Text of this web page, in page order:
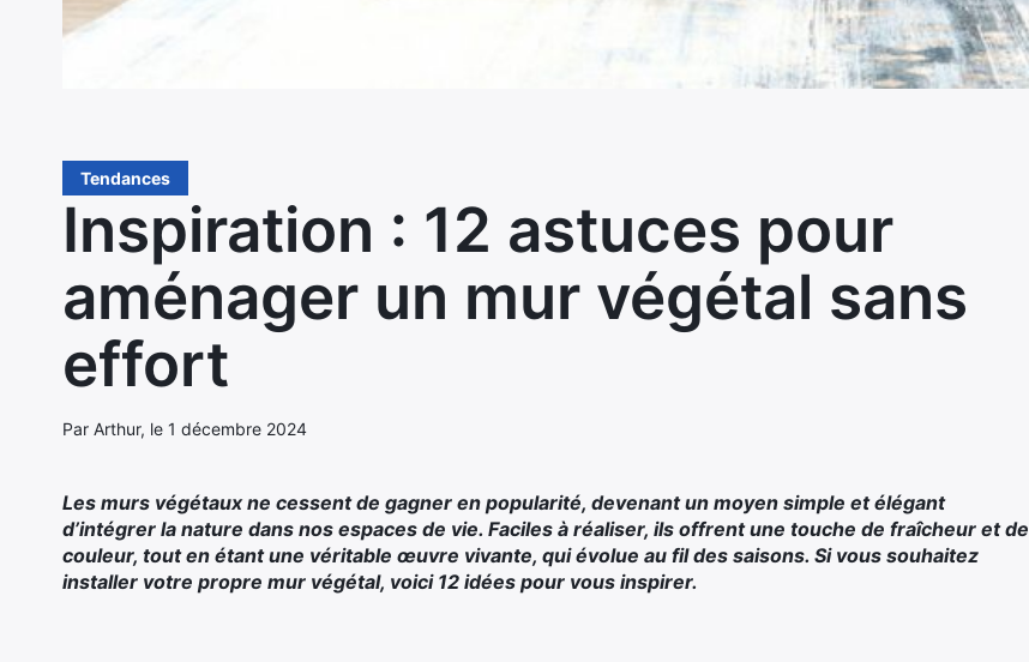
Tendances
Inspiration : 12 astuces pour
aménager un mur végétal sans
effort
Par Arthur, le 1 décembre 2024
Les murs végétaux ne cessent de gagner en popularité, devenant un moyen simple et élégant
d’intégrer la nature dans nos espaces de vie. Faciles à réaliser, ils offrent une touche de fraîcheur et de
couleur, tout en étant une véritable œuvre vivante, qui évolue au fil des saisons. Si vous souhaitez
installer votre propre mur végétal, voici 12 idées pour vous inspirer.